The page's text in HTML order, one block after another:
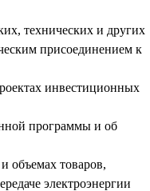
технических и других
присоединением к
инвестиционных
программы и об
объемах товаров,
электроэнергии